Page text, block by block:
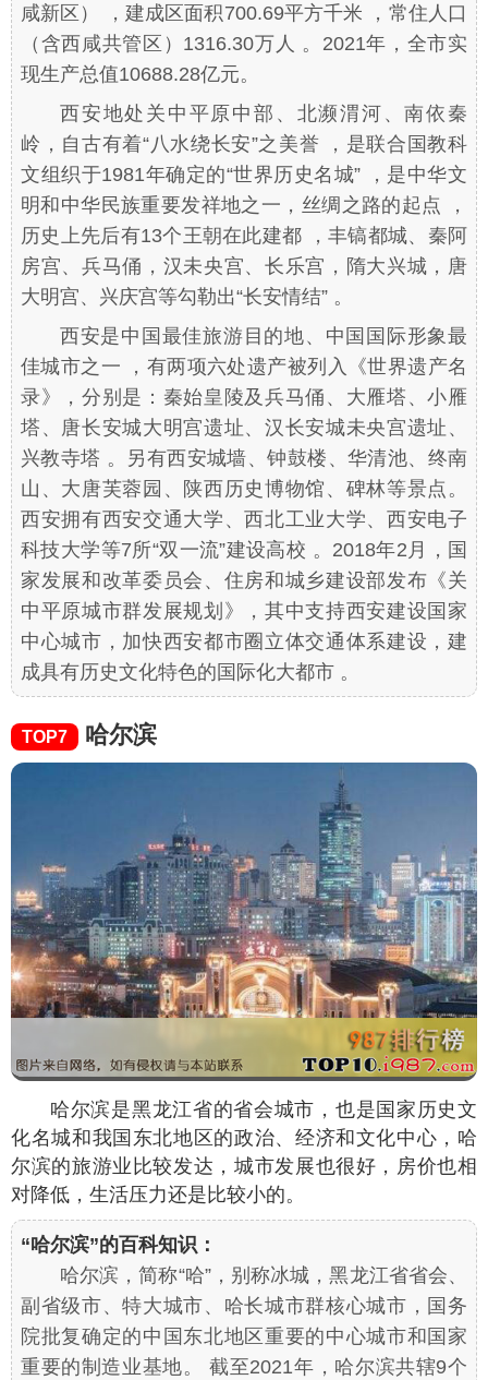
咸新区） ，建成区面积700.69平方千米 ，常住人口
（含西咸共管区）1316.30万人 。2021年，全市实
现生产总值10688.28亿元。
西安地处关中平原中部、北濒渭河、南依秦
岭，自古有着“八水绕长安”之美誉 ，是联合国教科
文组织于1981年确定的“世界历史名城” ，是中华文
明和中华民族重要发祥地之一，丝绸之路的起点 ，
历史上先后有13个王朝在此建都 ，丰镐都城、秦阿
房宫、兵马俑，汉未央宫、长乐宫，隋大兴城，唐
大明宫、兴庆宫等勾勒出“长安情结” 。
西安是中国最佳旅游目的地、中国国际形象最
佳城市之一 ，有两项六处遗产被列入《世界遗产名
录》，分别是：秦始皇陵及兵马俑、大雁塔、小雁
塔、唐长安城大明宫遗址、汉长安城未央宫遗址、
兴教寺塔 。另有西安城墙、钟鼓楼、华清池、终南
山、大唐芙蓉园、陕西历史博物馆、碑林等景点。
西安拥有西安交通大学、西北工业大学、西安电子
科技大学等7所“双一流”建设高校 。2018年2月，国
家发展和改革委员会、住房和城乡建设部发布《关
中平原城市群发展规划》，其中支持西安建设国家
中心城市，加快西安都市圈立体交通体系建设，建
成具有历史文化特色的国际化大都市 。
TOP7 哈尔滨
哈尔滨是黑龙江省的省会城市，也是国家历史文
化名城和我国东北地区的政治、经济和文化中心，哈
尔滨的旅游业比较发达，城市发展也很好，房价也相
对降低，生活压力还是比较小的。
“哈尔滨”的百科知识：
哈尔滨，简称“哈”，别称冰城，黑龙江省省会、
副省级市、特大城市、哈长城市群核心城市，国务
院批复确定的中国东北地区重要的中心城市和国家
重要的制造业基地。 截至2021年，哈尔滨共辖9个